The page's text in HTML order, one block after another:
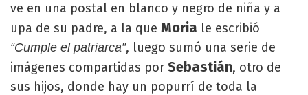
ve en una postal en blanco y negro de niña y a
upa de su padre, a la que Moria le escribió
“Cumple el patriarca”, luego sumó una serie de
imágenes compartidas por Sebastián, otro de
sus hijos, donde hay un popurrí de toda la